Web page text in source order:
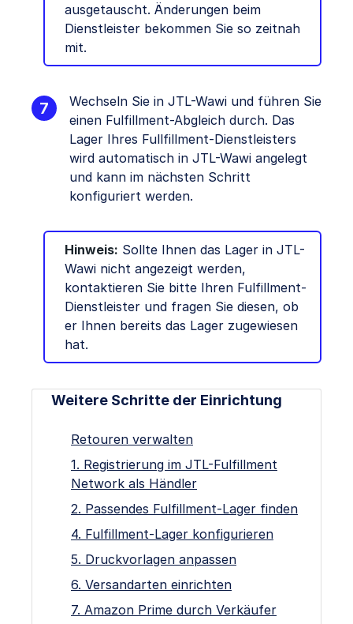
ausgetauscht. Änderungen beim
Dienstleister bekommen Sie so zeitnah
mit.
Wechseln Sie in JTL-Wawi und führen Sie
einen Fulfillment-Abgleich durch. Das
Lager Ihres Fullfillment-Dienstleisters
wird automatisch in JTL-Wawi angelegt
und kann im nächsten Schritt
konfiguriert werden.
Hinweis: Sollte Ihnen das Lager in JTL-
Wawi nicht angezeigt werden,
kontaktieren Sie bitte Ihren Fulfillment-
Dienstleister und fragen Sie diesen, ob
er Ihnen bereits das Lager zugewiesen
hat.
Weitere Schritte der Einrichtung
Retouren verwalten
1. Registrierung im JTL-Fulfillment
Network als Händler
2. Passendes Fulfillment-Lager finden
4. Fulfillment-Lager konfigurieren
5. Druckvorlagen anpassen
6. Versandarten einrichten
7. Amazon Prime durch Verkäufer